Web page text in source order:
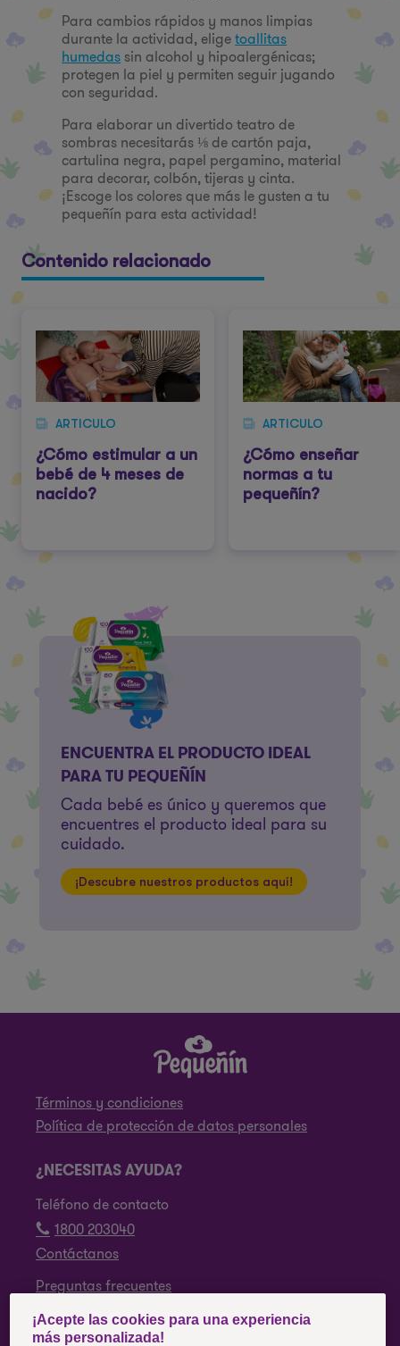
Para cambios rápidos y manos limpias
durante la actividad, eligetoallitas
humedas sin alcohol y hipoalergénicas;
protegen la piel y permiten seguir jugando
con seguridad.
Para elaborar un divertido teatro de
sombras necesitarás ⅛ de cartón paja,
cartulina negra, papel pergamino, material
para decorar, colbón, tijeras y cinta.
¡Escoge los colores que más le gusten a tu
pequeñín para esta actividad!
Contenido relacionado
ARTICULO
¿Cómo estimular a un
bebé de 4 meses de
nacido?
ARTICULO
¿Cómo enseñar
normas a tu
pequeñín?
ENCUENTRA EL PRODUCTO IDEAL
PARA TU PEQUEÑÍN
Cada bebé es único y queremos que
encuentres el producto ideal para su
cuidado.
¡Descubre nuestros productos aquí!
Términos y condiciones
Política de protección de datos personales
¿NECESITAS AYUDA?
Teléfono de contacto
1800 203040
Contáctanos
Preguntas frecuentes
SÍGUENOS
¡Acepte las cookies para una experiencia
más personalizada!